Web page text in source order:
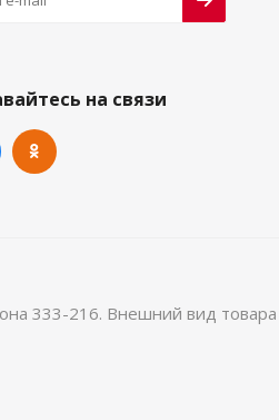
на связи
333-216. Внешний вид